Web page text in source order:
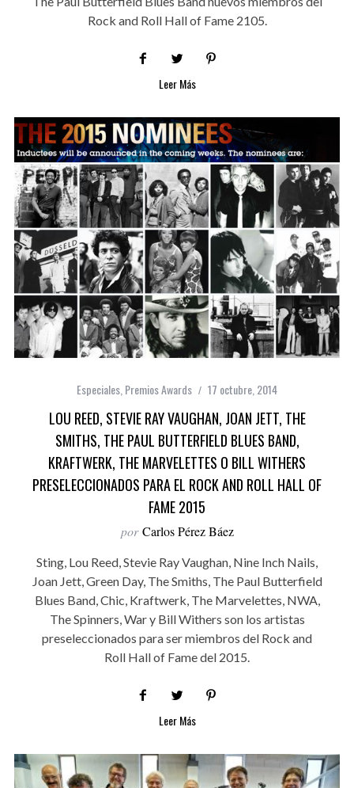
Rock and Roll Hall of Fame 2105.
Leer Más
Especiales,Premios Awards 17 octubre, 2014
LOU REED, STEVIE RAY VAUGHAN, JOAN JETT, THE
SMITHS, THE PAUL BUTTERFIELD BLUES BAND,
KRAFTWERK, THE MARVELETTES O BILL WITHERS
PRESELECCIONADOS PARA EL ROCK AND ROLL HALL OF
FAME 2015
por Carlos Pérez Báez
Sting, Lou Reed, Stevie Ray Vaughan, Nine Inch Nails,
Joan Jett, Green Day, The Smiths, The Paul Butterfield
Blues Band, Chic, Kraftwerk, The Marvelettes, NWA,
The Spinners, War y Bill Withers son los artistas
preseleccionados para ser miembros del Rock and
Roll Hall of Fame del 2015.
Leer Más